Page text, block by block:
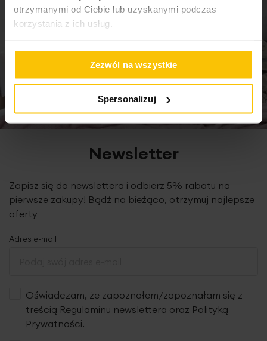
otrzymanymi od Ciebie lub uzyskanymi podczas
korzystania z ich usług.
Zezwól na wszystkie
Spersonalizuj
zawieszenie: tunel
szerokość tunelu/średnica: 5 cm
wysokość wypustki nad tunelem: 2 cm
tolerancja rozmiaru: +/- 3cm
konserwacja: pranie w temp. 30 st., nie suszyć w suszarce
bębnowej, prasowanie do 110 st.
Newsletter
Zapisz się do newslettera i odbierz 5% rabatu na
pierwsze zakupy! Bądź na bieżąco, otrzymuj najlepsze
oferty
Adres e-mail
Oświadczam, że zapoznałem/zapoznałam się z
treścią Regulaminu newslettera oraz Polityką
Prywatności.